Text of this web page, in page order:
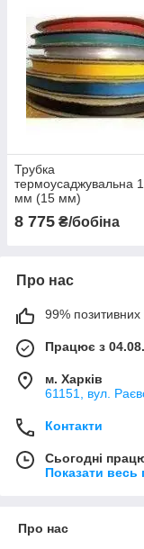
Трубка
термоусаджувальна
мм (15 мм)
8 775 ₴/бобіна
Про нас
99% позитивних
Працює з
м. Харків
61151, вул.
Контакти
Сьогодні
Показати весь
Про нас